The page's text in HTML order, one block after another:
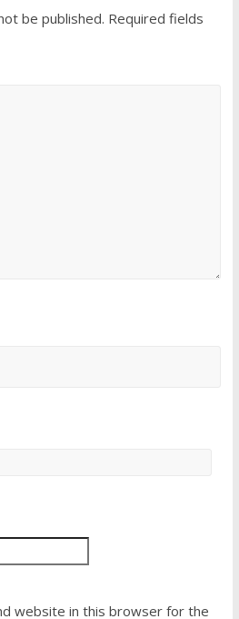
be published. Required fields
website in this browser for the